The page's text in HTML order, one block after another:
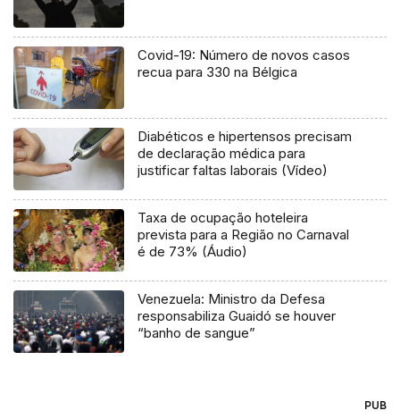
Covid-19: Número de novos casos
recua para 330 na Bélgica
Diabéticos e hipertensos precisam
de declaração médica para
justificar faltas laborais (Vídeo)
Taxa de ocupação hoteleira
prevista para a Região no Carnaval
é de 73% (Áudio)
Venezuela: Ministro da Defesa
responsabiliza Guaidó se houver
“banho de sangue”
PUB